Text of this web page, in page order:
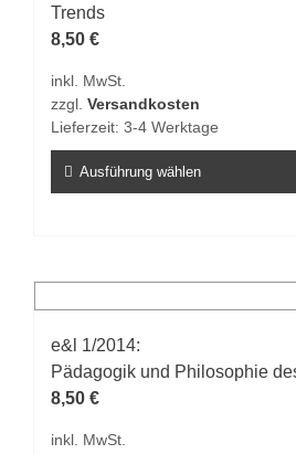
Die
Optionen
auf
der
gewählt
werden
Trends
8,50 €
inkl. MwSt.
zzgl. Versandkosten
Lieferzeit: 3-4 Werktage
Ausführung wählen
Varianten
auf.
Die
Optionen
auf
e&l 1/2014:
Pädagogik und Philosophie
8,50 €
inkl. MwSt.